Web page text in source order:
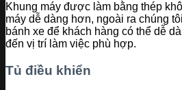
Khung máy được làm bằng thép
máy dễ dàng hơn, ngoài ra chúng
bánh xe để khách hàng có thể dễ
đến vị trí làm việc phù hợp.
Tủ điều khiển